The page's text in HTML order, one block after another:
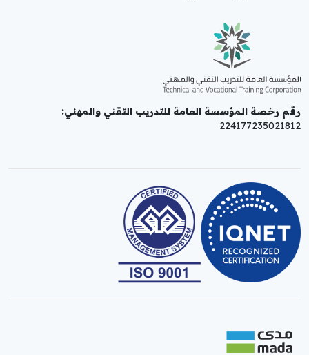
رقم رخصة المؤسسة العامة للتدريب التقني والمهني:
224177235021812